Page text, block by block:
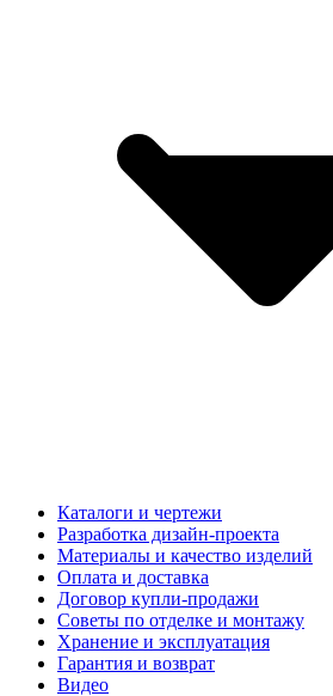
Каталоги и чертежи
Разработка дизайн-проекта
Материалы и качество изделий
Оплата и доставка
Договор купли-продажи
Советы по отделке и монтажу
Хранение и эксплуатация
Гарантия и возврат
Видео